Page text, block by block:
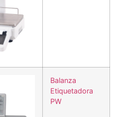
Balanza
Etiquetadora
PW